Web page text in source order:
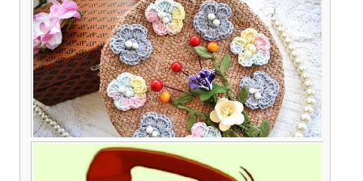
помощи в хозяйстве